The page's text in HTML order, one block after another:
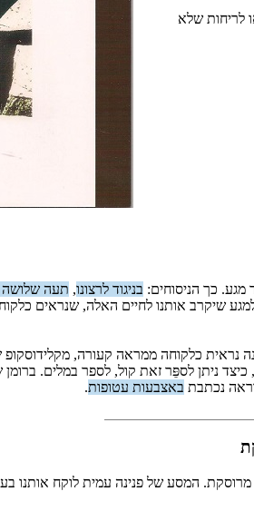
לריחות שלא
מגע. כך הניסוחים: בניגוד לרצונו, תעה שלושה
שיקרב אותנו לחיים האלה, שנראים
נראית כלקוחה ממראה קעורה,
ניתן לספֵּר זאת קול, לספר במלים. ברומן
נכתבת באצבעות עטופות.
המסע של פנינה עמית לוקח אותנו